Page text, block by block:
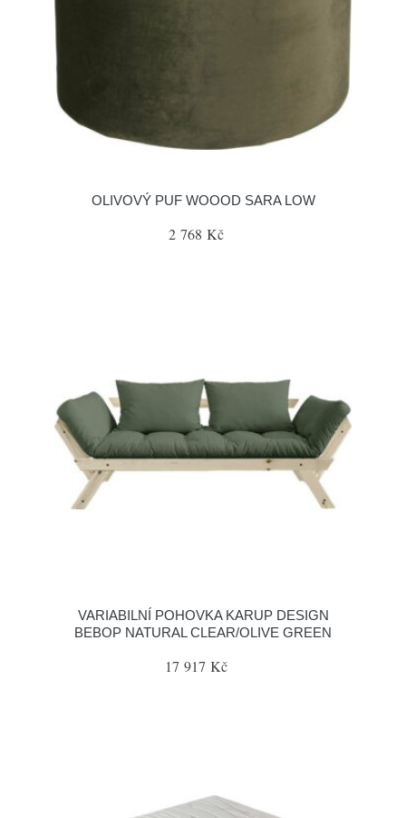
OLIVOVÝ PUF WOOOD SARA LOW
2 768 Kč
VARIABILNÍ POHOVKA KARUP DESIGN
BEBOP NATURAL CLEAR/OLIVE GREEN
17 917 Kč